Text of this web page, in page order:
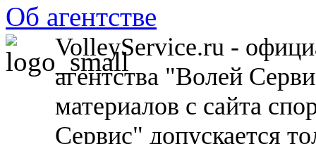
Об агентстве
VolleyService.ru -
агентства "Волей
материалов с сайта
Сервис" допускается